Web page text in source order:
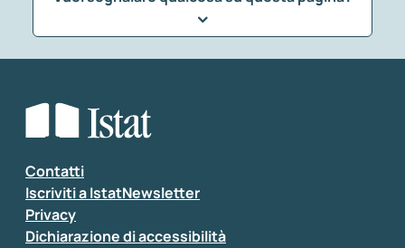
Seleziona la tipologia della segnalazione
Inserisci il tuo commento
Contatti
Iscriviti a IstatNewsletter
Privacy
Dichiarazione di accessibilità